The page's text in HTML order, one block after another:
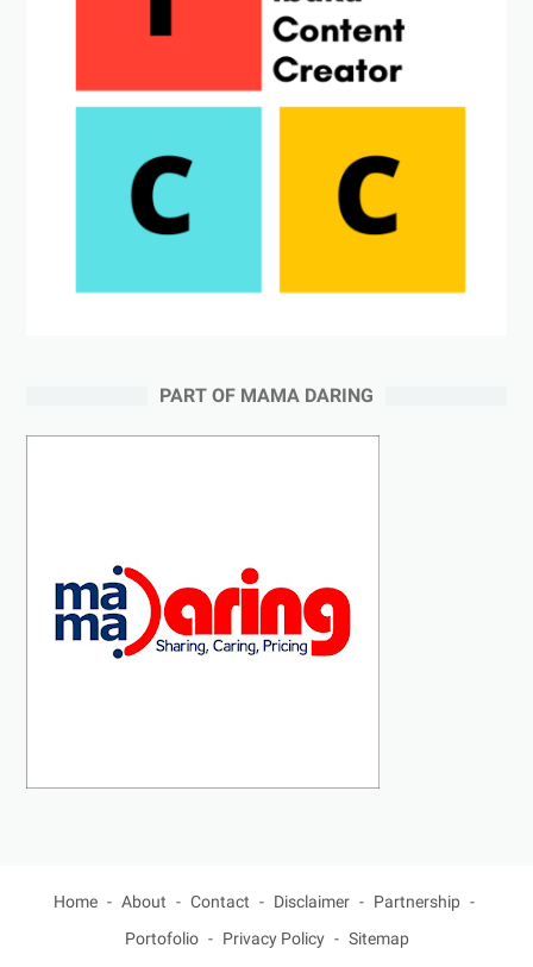
PART OF MAMA DARING
Home About Contact Disclaimer
Partnership
Portofolio
Privacy Policy Sitemap